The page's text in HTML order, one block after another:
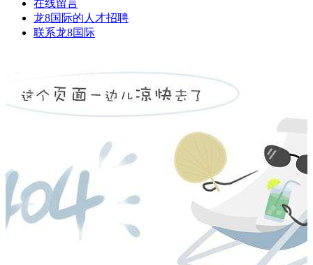
在线留言
龙8国际的人才招聘
联系龙8国际